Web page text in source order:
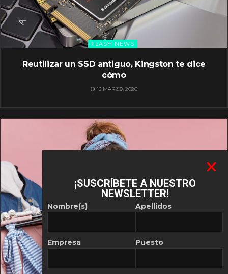
FLASH NEWS
Reutilizar un SSD antiguo, Kingston te dice
cómo
13 MARZO, 2026
¡SUSCRÍBETE A NUESTRO
NEWSLETTER!
Nombre(s)
Empresa
Apellidos
Puesto